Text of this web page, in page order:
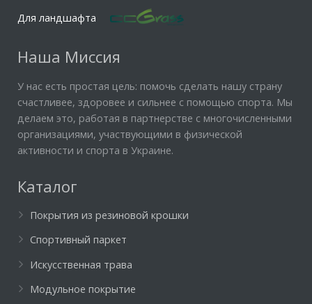
Для ландшафта
Наша Миссия
У нас есть простая цель: помочь сделать нашу страну
счастливее, здоровее и сильнее с помощью спорта. Мы
делаем это, работая в партнерстве с многочисленными
организациями, участвующими в физической
активности и спорта в Украине.
Каталог
Покрытия из резиновой крошки
Спортивный паркет
Искусственная трава
Модульное покрытие